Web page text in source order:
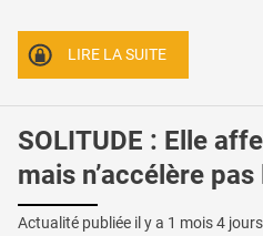
LIRE LA SUITE
SOLITUDE : Elle
mais n’accélère
Actualité publiée il y a 1 mois 4 jours